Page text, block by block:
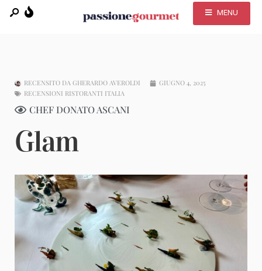
MENU
RECENSITO DA GHERARDO AVEROLDI
GIUGNO 4, 2025
RECENSIONI RISTORANTI ITALIA
CHEF DONATO ASCANI
Glam